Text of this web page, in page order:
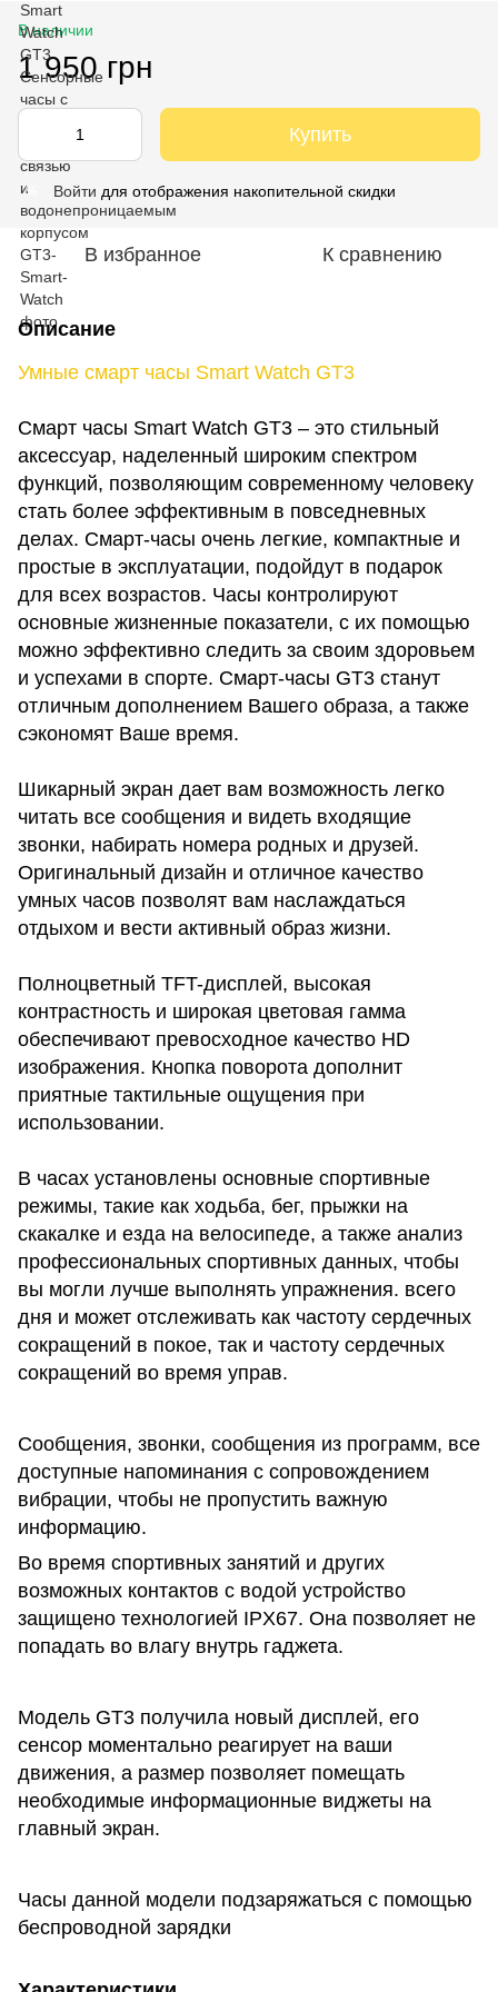
В наличии
1 950 грн
Купить
% Войти для отображения накопительной скидки
В избранное К сравнению
Описание
Умные смарт часы Smart Watch GT3
Смарт часы Smart Watch GT3 – это стильный
аксессуар, наделенный широким спектром
функций, позволяющим современному человеку
стать более эффективным в повседневных
делах. Смарт-часы очень легкие, компактные и
простые в эксплуатации, подойдут в подарок
для всех возрастов. Часы контролируют
основные жизненные показатели, с их помощью
можно эффективно следить за своим здоровьем
и успехами в спорте. Смарт-часы GT3 станут
отличным дополнением Вашего образа, а также
сэкономят Ваше время.
Шикарный экран дает вам возможность легко
читать все сообщения и видеть входящие
звонки, набирать номера родных и друзей.
Оригинальный дизайн и отличное качество
умных часов позволят вам наслаждаться
отдыхом и вести активный образ жизни.
Полноцветный TFT-дисплей, высокая
контрастность и широкая цветовая гамма
обеспечивают превосходное качество HD
изображения. Кнопка поворота дополнит
приятные тактильные ощущения при
использовании.
В часах установлены основные спортивные
режимы, такие как ходьба, бег, прыжки на
скакалке и езда на велосипеде, а также анализ
профессиональных спортивных данных, чтобы
вы могли лучше выполнять упражнения. всего
дня и может отслеживать как частоту сердечных
сокращений в покое, так и частоту сердечных
сокращений во время управ.
Сообщения, звонки, сообщения из программ, все
доступные напоминания с сопровождением
вибрации, чтобы не пропустить важную
информацию.
Во время спортивных занятий и других
возможных контактов с водой устройство
защищено технологией IPX67. Она позволяет не
попадать во влагу внутрь гаджета.
Модель GT3 получила новый дисплей, его
сенсор моментально реагирует на ваши
движения, а размер позволяет помещать
необходимые информационные виджеты на
главный экран.
Часы данной модели подзаряжаться с помощью
беспроводной зарядки